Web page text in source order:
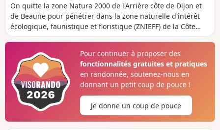
On quitte la zone Natura 2000 de l'Arrière côte de Dijon et
de Beaune pour pénétrer dans la zone naturelle d'intérêt
écologique, faunistique et floristique (ZNIEFF) de la Côte
Chalonnaise. Cette étape riche en patrimoine est jalonnée
inscrits au patrimoine mondial de l'UNESCO. Des tables
d'orientation offrent des points de vue panoramiques. La
découverte d'un camp néolithique précède la traversée des
premiers crus de Mercurey.
Pour continuer à proposer des
fonctionnalités gratuites et pratiques
en randonnée, soutenez-nous en
donnant un petit coup de pouce !
Je donne un coup de pouce